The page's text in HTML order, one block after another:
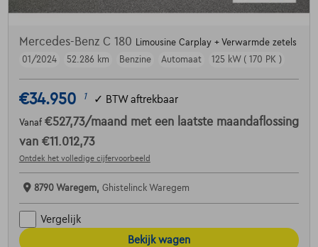
Mercedes-Benz C 180 Limousine Carplay + Verwarmde zetels
01/2024
52.286 km Benzine Automaat 125 kW ( 170 PK )
€34.950 1 ✓ BTW aftrekbaar
Vanaf €527,73/maand met een laatste maandaflossing
van €11.012,73
Ontdek het volledige cijfervoorbeeld
8790 Waregem, Ghistelinck Waregem
Vergelijk
Bekijk wagen